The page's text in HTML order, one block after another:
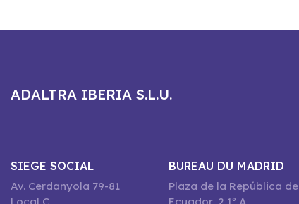
ADALTRA IBERIA S.L.U.
SIEGE SOCIAL
Av. Cerdanyola 79-81
BUREAU DU MADRID
Plaza de la República de